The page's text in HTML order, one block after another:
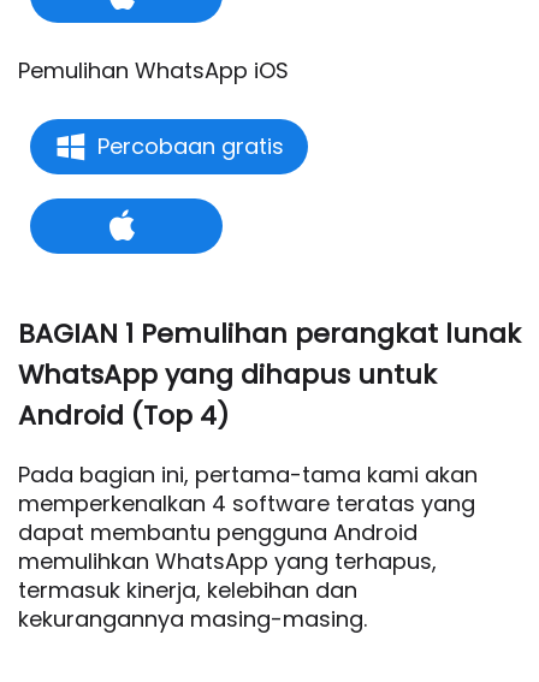
Pemulihan WhatsApp iOS
Percobaan gratis
BAGIAN 1 Pemulihan perangkat lunak
WhatsApp yang dihapus untuk
Android (Top 4)
Pada bagian ini, pertama-tama kami akan
memperkenalkan 4 software teratas yang
dapat membantu pengguna Android
memulihkan WhatsApp yang terhapus,
termasuk kinerja, kelebihan dan
kekurangannya masing-masing.